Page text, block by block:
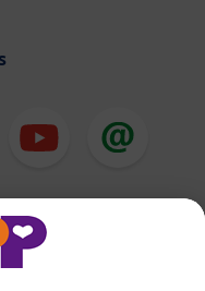
Hrană pentru sugari
HiPP Îngrijirea pielii